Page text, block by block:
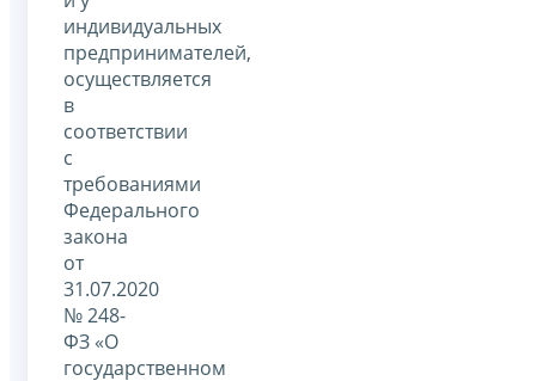
индивидуальных
предпринимателей,
осуществляется
в
соответствии
с
требованиями
Федерального
закона
от
31.07.2020
№ 248-
ФЗ «О
государственном